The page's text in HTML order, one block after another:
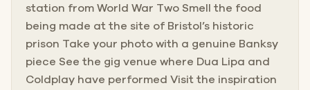
station from World War Two Smell the food
being made at the site of Bristol’s historic
prison Take your photo with a genuine Banksy
piece See the gig venue where Dua Lipa and
Coldplay have performed Visit the inspiration